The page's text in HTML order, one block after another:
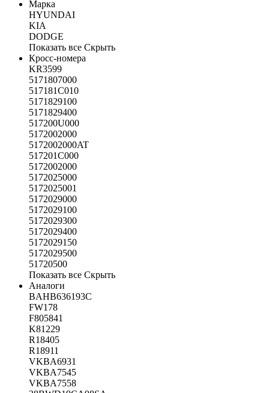
Марка
HYUNDAI
KIA
DODGE
Показать все Скрыть
Кросс-номера
KR3599
5171807000
517181C010
5171829100
5171829400
517200U000
5172002000
5172002000AT
517201C000
5172002000
5172025000
5172025001
5172029000
5172029100
5172029300
5172029400
5172029150
5172029500
51720500
Показать все Скрыть
Аналоги
BAHB636193C
FW178
F805841
K81229
R18405
R18911
VKBA6931
VKBA7545
VKBA7558